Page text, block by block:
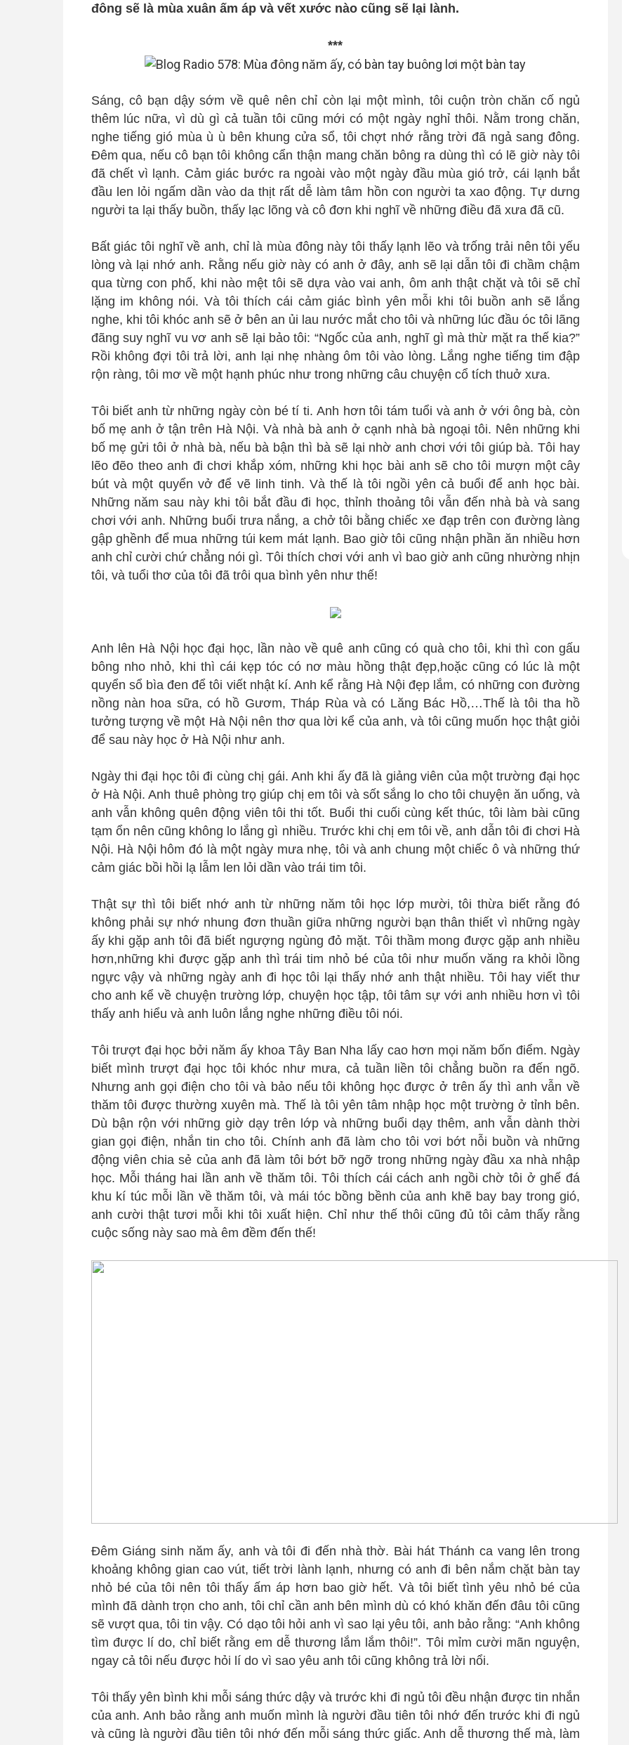
đông sẽ là mùa xuân ấm áp và vết xước nào cũng sẽ lại lành.
***
Sáng, cô bạn dậy sớm về quê nên chỉ còn lại một mình, tôi cuộn tròn chăn cố ngủ
thêm lúc nữa, vì dù gì cả tuần tôi cũng mới có một ngày nghỉ thôi. Nằm trong chăn,
nghe tiếng gió mùa ù ù bên khung cửa sổ, tôi chợt nhớ rằng trời đã ngả sang đông.
Đêm qua, nếu cô bạn tôi không cẩn thận mang chăn bông ra dùng thì có lẽ giờ này tôi
đã chết vì lạnh. Cảm giác bước ra ngoài vào một ngày đầu mùa gió trở, cái lạnh bắt
đầu len lỏi ngấm dần vào da thịt rất dễ làm tâm hồn con người ta xao động. Tự dưng
người ta lại thấy buồn, thấy lạc lõng và cô đơn khi nghĩ về những điều đã xưa đã cũ.
Bất giác tôi nghĩ về anh, chỉ là mùa đông này tôi thấy lạnh lẽo và trống trải nên tôi yếu
lòng và lại nhớ anh. Rằng nếu giờ này có anh ở đây, anh sẽ lại dẫn tôi đi chầm chậm
qua từng con phố, khi nào mệt tôi sẽ dựa vào vai anh, ôm anh thật chặt và tôi sẽ chỉ
lặng im không nói. Và tôi thích cái cảm giác bình yên mỗi khi tôi buồn anh sẽ lắng
nghe, khi tôi khóc anh sẽ ở bên an ủi lau nước mắt cho tôi và những lúc đầu óc tôi lãng
đãng suy nghĩ vu vơ anh sẽ lại bảo tôi: “Ngốc của anh, nghĩ gì mà thừ mặt ra thế kia?”
Rồi không đợi tôi trả lời, anh lại nhẹ nhàng ôm tôi vào lòng. Lắng nghe tiếng tim đập
rộn ràng, tôi mơ về một hạnh phúc như trong những câu chuyện cổ tích thuở xưa.
Tôi biết anh từ những ngày còn bé tí ti. Anh hơn tôi tám tuổi và anh ở với ông bà, còn
bố mẹ anh ở tận trên Hà Nội. Và nhà bà anh ở cạnh nhà bà ngoại tôi. Nên những khi
bố mẹ gửi tôi ở nhà bà, nếu bà bận thì bà sẽ lại nhờ anh chơi với tôi giúp bà. Tôi hay
lẽo đẽo theo anh đi chơi khắp xóm, những khi học bài anh sẽ cho tôi mượn một cây
bút và một quyển vở để vẽ linh tinh. Và thế là tôi ngồi yên cả buổi để anh học bài.
Những năm sau này khi tôi bắt đầu đi học, thỉnh thoảng tôi vẫn đến nhà bà và sang
chơi với anh. Những buổi trưa nắng, a chở tôi bằng chiếc xe đạp trên con đường làng
gập ghềnh để mua những túi kem mát lạnh. Bao giờ tôi cũng nhận phần ăn nhiều hơn
anh chỉ cười chứ chẳng nói gì. Tôi thích chơi với anh vì bao giờ anh cũng nhường nhịn
tôi, và tuổi thơ của tôi đã trôi qua bình yên như thế!
Anh lên Hà Nội học đại học, lần nào về quê anh cũng có quà cho tôi, khi thì con gấu
bông nho nhỏ, khi thì cái kẹp tóc có nơ màu hồng thật đẹp,hoặc cũng có lúc là một
quyển sổ bìa đen để tôi viết nhật kí. Anh kể rằng Hà Nội đẹp lắm, có những con đường
nồng nàn hoa sữa, có hồ Gươm, Tháp Rùa và có Lăng Bác Hồ,…Thế là tôi tha hồ
tưởng tượng về một Hà Nội nên thơ qua lời kể của anh, và tôi cũng muốn học thật giỏi
để sau này học ở Hà Nội như anh.
Ngày thi đại học tôi đi cùng chị gái. Anh khi ấy đã là giảng viên của một trường đại học
ở Hà Nội. Anh thuê phòng trọ giúp chị em tôi và sốt sắng lo cho tôi chuyện ăn uống, và
anh vẫn không quên động viên tôi thi tốt. Buổi thi cuối cùng kết thúc, tôi làm bài cũng
tạm ổn nên cũng không lo lắng gì nhiều. Trước khi chị em tôi về, anh dẫn tôi đi chơi Hà
Nội. Hà Nội hôm đó là một ngày mưa nhẹ, tôi và anh chung một chiếc ô và những thứ
cảm giác bồi hồi lạ lẫm len lỏi dần vào trái tim tôi.
Thật sự thì tôi biết nhớ anh từ những năm tôi học lớp mười, tôi thừa biết rằng đó
không phải sự nhớ nhung đơn thuần giữa những người bạn thân thiết vì những ngày
ấy khi gặp anh tôi đã biết ngượng ngùng đỏ mặt. Tôi thầm mong được gặp anh nhiều
hơn,những khi được gặp anh thì trái tim nhỏ bé của tôi như muốn văng ra khỏi lồng
ngực vậy và những ngày anh đi học tôi lại thấy nhớ anh thật nhiều. Tôi hay viết thư
cho anh kể về chuyện trường lớp, chuyện học tập, tôi tâm sự với anh nhiều hơn vì tôi
thấy anh hiểu và anh luôn lắng nghe những điều tôi nói.
Tôi trượt đại học bởi năm ấy khoa Tây Ban Nha lấy cao hơn mọi năm bốn điểm. Ngày
biết mình trượt đại học tôi khóc như mưa, cả tuần liền tôi chẳng buồn ra đến ngõ.
Nhưng anh gọi điện cho tôi và bảo nếu tôi không học được ở trên ấy thì anh vẫn về
thăm tôi được thường xuyên mà. Thế là tôi yên tâm nhập học một trường ở tỉnh bên.
Dù bận rộn với những giờ dạy trên lớp và những buổi dạy thêm, anh vẫn dành thời
gian gọi điện, nhắn tin cho tôi. Chính anh đã làm cho tôi vơi bớt nỗi buồn và những
động viên chia sẻ của anh đã làm tôi bớt bỡ ngỡ trong những ngày đầu xa nhà nhập
học. Mỗi tháng hai lần anh về thăm tôi. Tôi thích cái cách anh ngồi chờ tôi ở ghế đá
khu kí túc mỗi lần về thăm tôi, và mái tóc bồng bềnh của anh khẽ bay bay trong gió,
anh cười thật tươi mỗi khi tôi xuất hiện. Chỉ như thế thôi cũng đủ tôi cảm thấy rằng
cuộc sống này sao mà êm đềm đến thế!
Đêm Giáng sinh năm ấy, anh và tôi đi đến nhà thờ. Bài hát Thánh ca vang lên trong
khoảng không gian cao vút, tiết trời lành lạnh, nhưng có anh đi bên nắm chặt bàn tay
nhỏ bé của tôi nên tôi thấy ấm áp hơn bao giờ hết. Và tôi biết tình yêu nhỏ bé của
mình đã dành trọn cho anh, tôi chỉ cần anh bên mình dù có khó khăn đến đâu tôi cũng
sẽ vượt qua, tôi tin vậy. Có dạo tôi hỏi anh vì sao lại yêu tôi, anh bảo rằng: “Anh không
tìm được lí do, chỉ biết rằng em dễ thương lắm lắm thôi!”. Tôi mỉm cười mãn nguyện,
ngay cả tôi nếu được hỏi lí do vì sao yêu anh tôi cũng không trả lời nổi.
Tôi thấy yên bình khi mỗi sáng thức dậy và trước khi đi ngủ tôi đều nhận được tin nhắn
của anh. Anh bảo rằng anh muốn mình là người đầu tiên tôi nhớ đến trước khi đi ngủ
và cũng là người đầu tiên tôi nhớ đến mỗi sáng thức giấc. Anh dễ thương thế mà, làm